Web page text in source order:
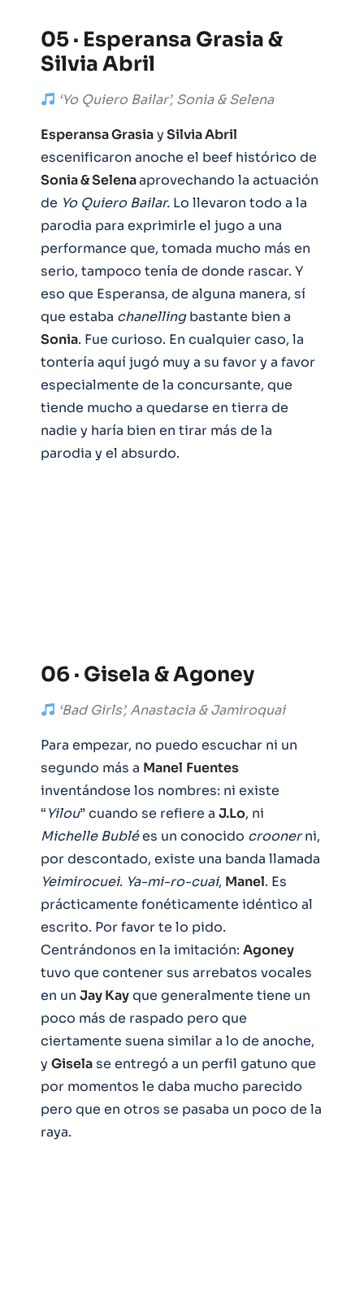
05 · Esperansa Grasia &
Silvia Abril
‘Yo Quiero Bailar’, Sonia & Selena
Esperansa GrasiaySilvia Abril
escenificaron anoche el beef histórico de
Sonia & Selenaaprovechando la actuación
de Yo Quiero Bailar. Lo llevaron todo a la
parodia para exprimirle el jugo a una
performance que, tomada mucho más en
serio, tampoco tenía de donde rascar. Y
eso que Esperansa, de alguna manera, sí
que estaba chanellingbastante bien a
Sonia. Fue curioso. En cualquier caso, la
tontería aquí jugó muy a su favor y a favor
especialmente de la concursante, que
tiende mucho a quedarse en tierra de
nadie y haría bien en tirar más de la
parodia y el absurdo.
06 · Gisela & Agoney
‘Bad Girls’, Anastacia & Jamiroquai
Para empezar, no puedo escuchar ni un
segundo más a Manel Fuentes
inventándose los nombres: ni existe
“Yilou” cuando se refiere a J.Lo, ni
Michelle Bublées un conocido croonerni,
por descontado, existe una banda llamada
Yeimirocuei. Ya-mi-ro-cuai, Manel. Es
prácticamente fonéticamente idéntico al
escrito. Por favor te lo pido.
Centrándonos en la imitación: Agoney
tuvo que contener sus arrebatos vocales
en un Jay Kayque generalmente tiene un
poco más de raspado pero que
ciertamente suena similar a lo de anoche,
y Giselase entregó a un perfil gatuno que
por momentos le daba mucho parecido
pero que en otros se pasaba un poco de la
raya.